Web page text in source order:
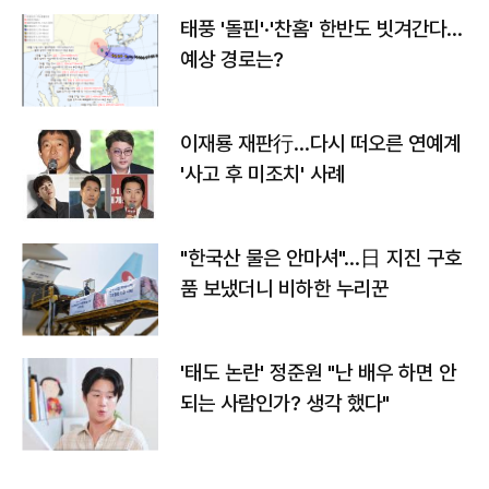
태풍 '돌핀'·'찬홈' 한반도 빗겨간다…
예상 경로는?
이재룡 재판行…다시 떠오른 연예계
'사고 후 미조치' 사례
"한국산 물은 안마셔"…日 지진 구호
품 보냈더니 비하한 누리꾼
'태도 논란' 정준원 "난 배우 하면 안
되는 사람인가? 생각 했다"